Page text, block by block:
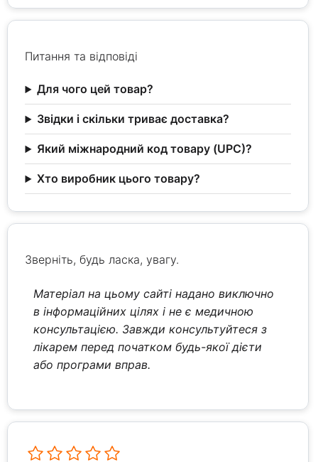
Питання та відповіді
Для чого цей товар?
Звідки і скільки триває доставка?
Який міжнародний код товару (UPC)?
Хто виробник цього товару?
Зверніть, будь ласка, увагу.
Матеріал на цьому сайті надано виключно
в інформаційних цілях і не є медичною
консультацією. Завжди консультуйтеся з
лікарем перед початком будь-якої дієти
або програми вправ.